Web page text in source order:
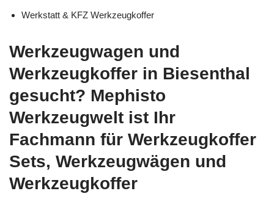
Werkstatt & KFZ Werkzeugkoffer
Werkzeugwagen und
Werkzeugkoffer in Biesenthal
gesucht? Mephisto
Werkzeugwelt ist Ihr
Fachmann für Werkzeugkoffer
Sets, Werkzeugwägen und
Werkzeugkoffer